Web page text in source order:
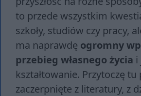
to przede wszystkim
szkoły, studiów czy pracy,
ma naprawdę ogromny
przebieg własnego życia i
kształtowanie. Przytoczę tu
zaczerpnięte z literatury, z